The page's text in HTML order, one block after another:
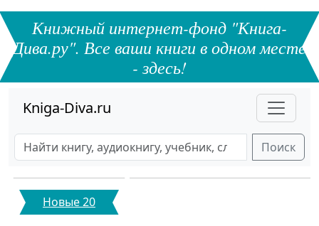
Книжный интернет-фонд "Книга-
Дива.ру". Все ваши книги в одном месте
- здесь!
Kniga-Diva.ru
Поиск
Новые 20